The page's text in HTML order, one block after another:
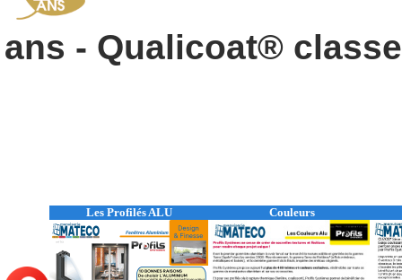
ans - Qualicoat®
Les Profilés ALU Couleurs